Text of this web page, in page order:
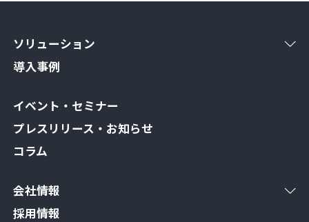
ソリューション
導入事例
イベント・セミナー
プレスリリース・お知らせ
コラム
会社情報
採用情報